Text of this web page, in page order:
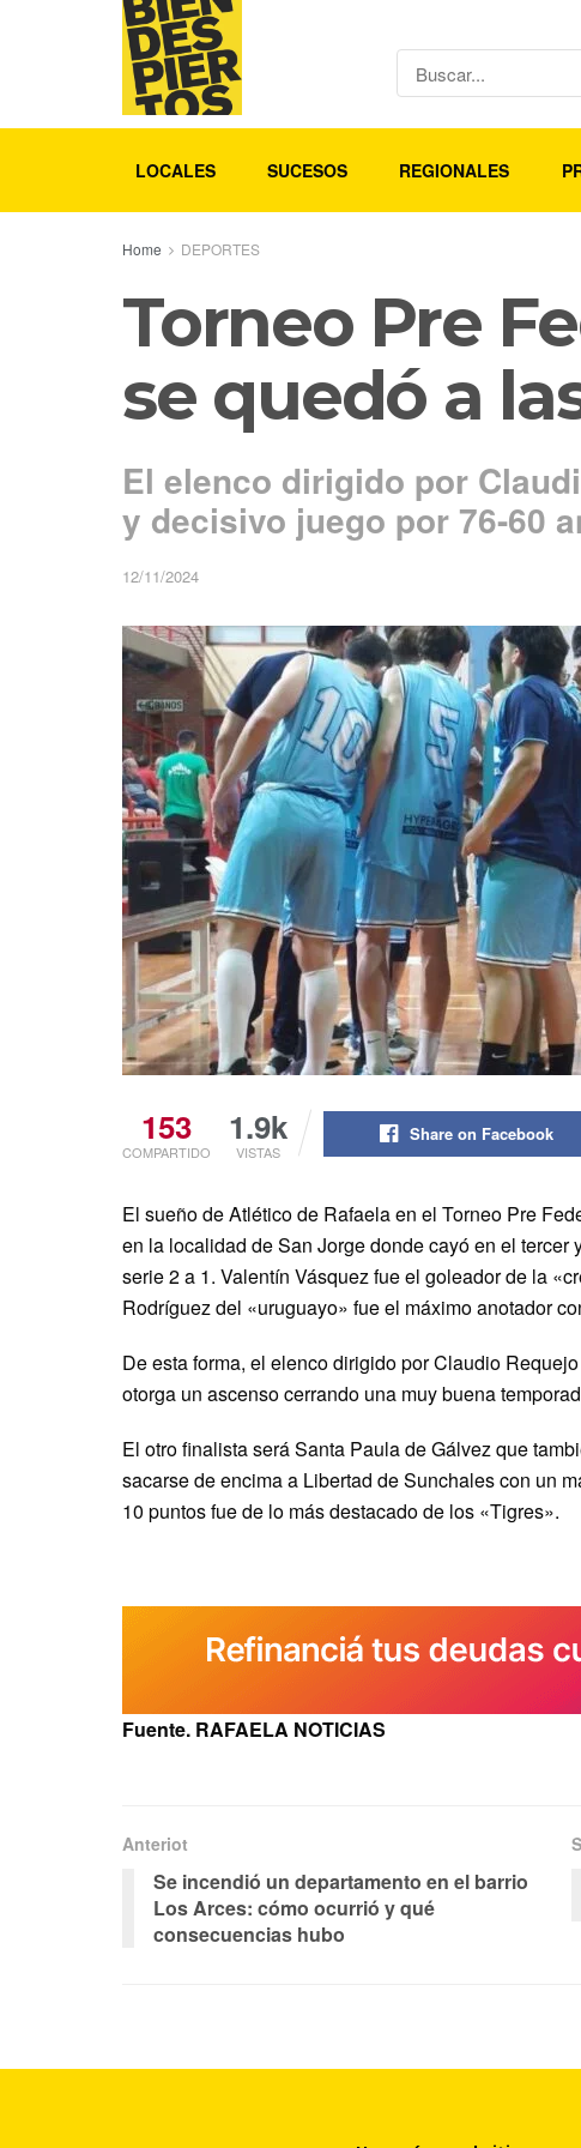
LOCALES SUCESOS REGIONALES
Home DEPORTES
Torneo Pre
se quedó a
El elenco dirigido por
y decisivo juego por 76-60
12/11/2024
153
COMPARTIDO
1.9k
VISTAS
Share on Facebook
El sueño de Atlético de Rafaela en el Torneo Pre
en la localidad de San Jorge donde cayó en el
serie 2 a 1. Valentín Vásquez fue el goleador de la
Rodríguez del «uruguayo» fue el máximo anotador
De esta forma, el elenco dirigido por Claudio
otorga un ascenso cerrando una muy buena
El otro finalista será Santa Paula de Gálvez que
sacarse de encima a Libertad de Sunchales con un
10 puntos fue de lo más destacado de los «Tigres».
Fuente. RAFAELA NOTICIAS
Anteriot
Se incendió un departamento en el barrio
Los Arces: cómo ocurrió y qué
consecuencias hubo